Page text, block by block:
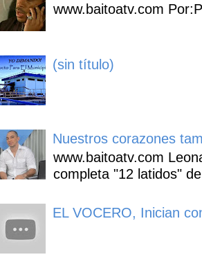
www.baitoatv.com
(sin título)
Nuestros corazones
www.baitoatv.com
completa "12 latidos"
EL VOCERO, Inician